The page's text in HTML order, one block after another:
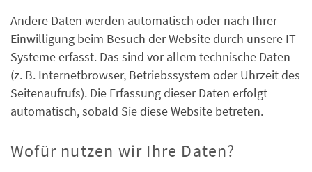
Andere Daten werden automatisch oder nach Ihrer
Einwilligung beim Besuch der Website durch unsere IT-
Systeme erfasst. Das sind vor allem technische Daten
(z. B. Internetbrowser, Betriebssystem oder Uhrzeit des
Seitenaufrufs). Die Erfassung dieser Daten erfolgt
automatisch, sobald Sie diese Website betreten.
Wofür nutzen wir Ihre Daten?